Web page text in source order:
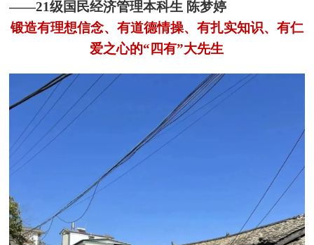
——21级国民经济管理本科生 陈梦婷
锻造有理想信念、有道德情操、有扎实知识、有仁
爱之心的“四有”大先生